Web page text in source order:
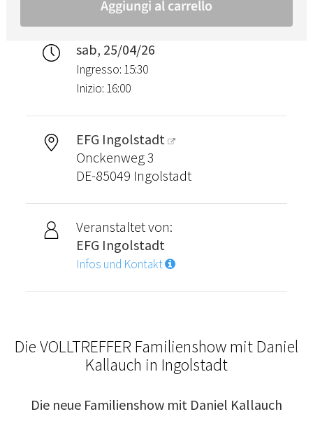
sab, 25/04/26
Ingresso: 15:30
Inizio: 16:00
EFG Ingolstadt
Onckenweg 3
DE-85049 Ingolstadt
Veranstaltet von:
EFG Ingolstadt
Infos und Kontakt
Die VOLLTREFFER Familienshow mit Daniel
Kallauch in Ingolstadt
Die neue Familienshow mit Daniel Kallauch